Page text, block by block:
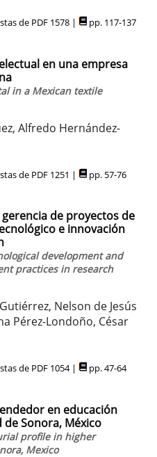
de PDF 1578 | pp. 117-137
en una empresa
in a Mexican textile
Alfredo Hernández-
de PDF 1251 | pp. 57-76
de proyectos de
e innovación
development and
practices in research
Nelson de Jesús
Pérez-Londoño, César
de PDF 1054 | pp. 47-64
en educación
Sonora, México
profile in higher
Mexico